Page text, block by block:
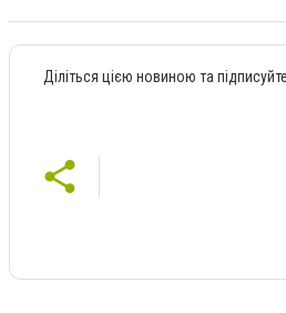
Діліться цією новиною та